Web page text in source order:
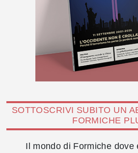
SOTTOSCRIVI SUBITO UN
FORMICHE
Il mondo di Formiche dove